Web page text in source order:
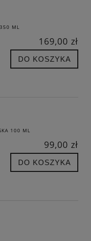
ML
169,00 zł
DO KOSZYKA
100 ML
99,00 zł
DO KOSZYKA